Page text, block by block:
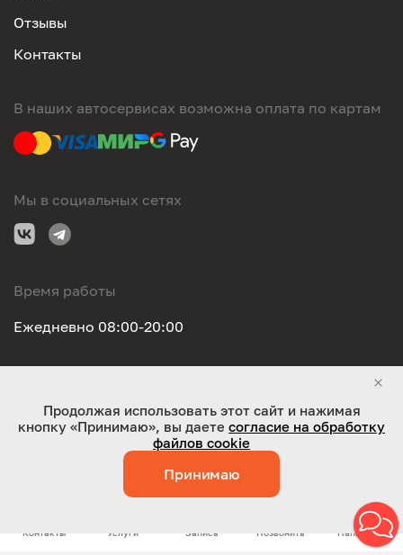
Контакты Услуги Запись Позвонить Написать
Отзывы
Контакты
В наших автосервисах возможна оплата по картам
Мы в социальных сетях
Время работы
Ежедневно 08:00-20:00
ООО "Оригинал-сервис". Все права защищены 2026
Работает на технологиях:Jaky
Продолжая использовать этот сайт и нажимая
кнопку «Принимаю», вы даете согласие на обработку
файлов cookie
Принимаю